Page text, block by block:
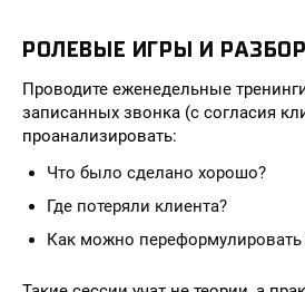
РОЛЕВЫЕ ИГРЫ И
Проводите еженедельные
записанных звонка (с согласия
проанализировать:
Что было сделано хорошо?
Где потеряли клиента?
Как можно